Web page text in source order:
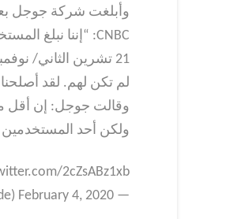
وأبلغت شركة جوجل
لم تكن لهم. لقد
ولكن أحد المستخدمين
2cZsABz1xb
— Jon Oberheide (@jonoberheide) February 4, 2020